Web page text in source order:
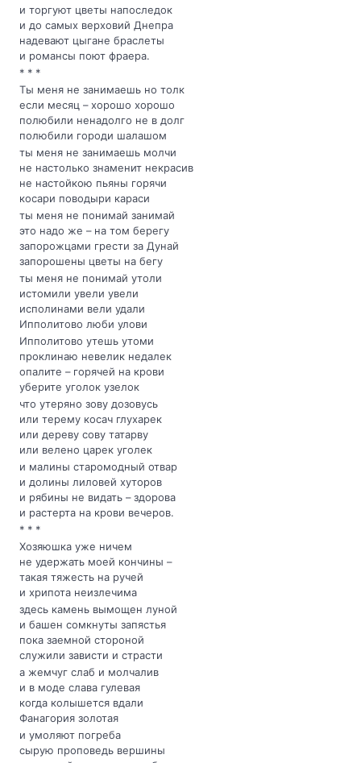
и торгуют цветы напоследок
и до самых верховий Днепра
надевают цыгане браслеты
и романсы поют фраера.
* * *
Ты меня не занимаешь но толк
если месяц – хорошо хорошо
полюбили ненадолго не в долг
полюбили городи шалашом
ты меня не занимаешь молчи
не настолько знаменит некрасив
не настойкою пьяны горячи
косари поводыри караси
ты меня не понимай занимай
это надо же – на том берегу
запорожцами грести за Дунай
запорошены цветы на бегу
ты меня не понимай утоли
истомили увели увели
исполинами вели удали
Ипполитово люби улови
Ипполитово утешь утоми
проклинаю невелик недалек
опалите – горячей на крови
уберите уголок узелок
что утеряно зову дозовусь
или терему косач глухарек
или дереву сову татарву
или велено царек уголек
и малины старомодный отвар
и долины лиловей хуторов
и рябины не видать – здорова
и растерта на крови вечеров.
* * *
Хозяюшка уже ничем
не удержать моей кончины –
такая тяжесть на ручей
и хрипота неизлечима
здесь камень вымощен луной
и башен сомкнуты запястья
пока заемной стороной
служили зависти и страсти
а жемчуг слаб и молчалив
и в моде слава гулевая
когда колышется вдали
Фанагория золотая
и умоляют погреба
сырую проповедь вершины